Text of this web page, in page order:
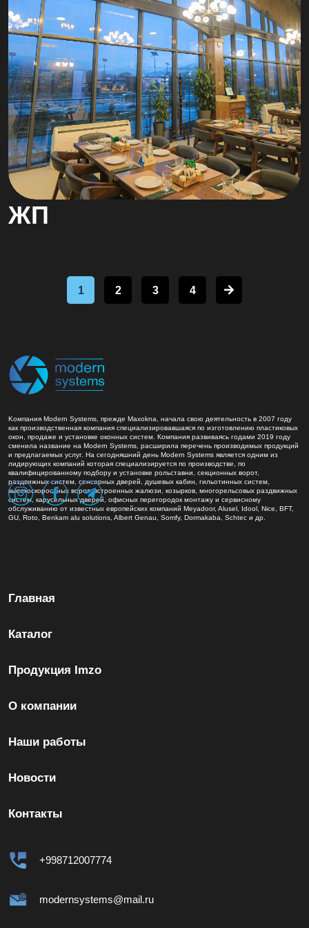
ЖП
1 2 3 4
Kомпания Modern Systems, прежде Maxokna, начала свою деятельность в 2007 году
как производственная компания специализировавшаяся по изготовлению пластиковых
окон, продаже и установке оконных систем. Компания развиваясь годами 2019 году
сменила название на Modern Systems, расширила перечень производимых продукций
и предлагаемых услуг. На сегодняшний день Modern Systems является одним из
лидирующих компаний которая специализируется по производстве, по
квалифицированному подбору и установке рольставни, секционных ворот,
раздвижных систем, сенсорных дверей, душевых кабин, гильотинных систем,
высокоскоростных ворот, встроенных жалюзи, козырков, многорельсовых раздвижных
систем, карусельных дверей, офисных перегородок монтажу и сервисному
обслуживанию от известных европейских компаний Meyadoor, Alusel, Idool, Nice, BFT,
GU, Roto, Benkam alu solutions, Albert Genau, Somfy, Dormakaba, Schtec и др.
Главная
Каталог
Продукция Imzo
О компании
Наши работы
Новости
Контакты
+998712007774
modernsystems@mail.ru